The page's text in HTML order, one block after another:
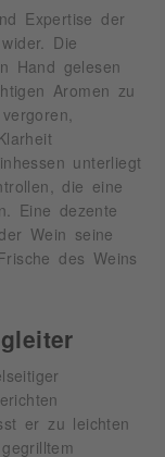
Expertise der
wider. Die
Hand gelesen
Aromen zu
unterliegt
die eine
Eine dezente
Wein seine
des Weins
er zu leichten